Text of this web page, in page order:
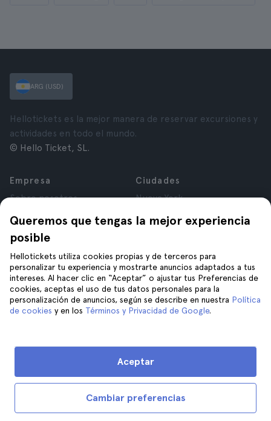
Queremos que tengas la mejor experiencia
posible
Hellotickets utiliza cookies propias y de terceros para
personalizar tu experiencia y mostrarte anuncios adaptados a tus
intereses. Al hacer clic en “Aceptar” o ajustar tus Preferencias de
cookies, aceptas el uso de tus datos personales para la
personalización de anuncios, según se describe en nuestra Política
de cookies y en los Términos y Privacidad de Google.
Cambiar preferencias
Aceptar
ARG (USD)
Hellotickets es la mejor manera de reservar excursiones y
actividades en todo el mundo.
© Hello Ticket, SL.
Empresa
Sobre nosotros
Afiliados
Opiniones
Privacidad
Términos y Condiciones
Aviso Legal
Cookies
Ciudades
Nueva York
París
Granada
Cracovia
Tenerife
Ayuda